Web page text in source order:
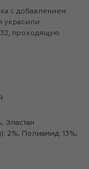
с добавлением
украсили
проходящую
2%; Полиамид: 13%;